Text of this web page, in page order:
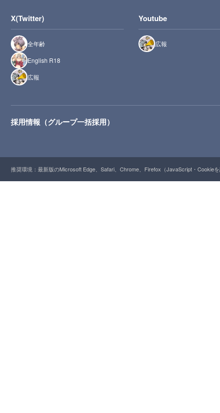
X(Twitter)
全年齢
English R18
広報
Youtube
広報
採用情報（グループ一括採用）
推奨環境：最新版のMicrosoft Edge、Safari、Chrome、Firefox（JavaScript・Cookie